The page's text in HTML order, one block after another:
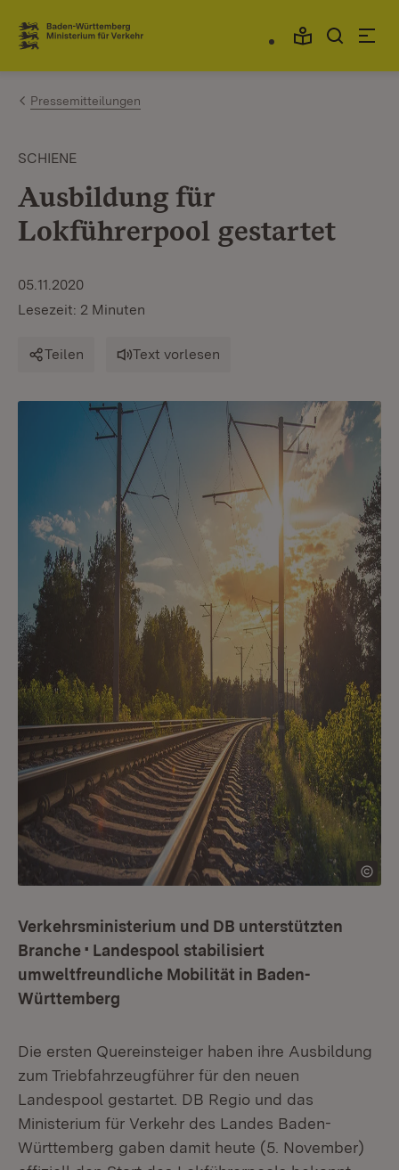
Zum Inhalt springen
Link zur Startseite
Pressemitteilungen
SCHIENE
Ausbildung für
Lokführerpool gestartet
05.11.2020
Lesezeit: 2 Minuten
Teilen Text vorlesen
Verkehrsministerium und DB unterstützten
Branche • Landespool stabilisiert
umweltfreundliche Mobilität in Baden-
Württemberg
Die ersten Quereinsteiger haben ihre Ausbildung
zum Triebfahrzeugführer für den neuen
Landespool gestartet. DB Regio und das
Ministerium für Verkehr des Landes Baden-
Württemberg gaben damit heute (5. November)